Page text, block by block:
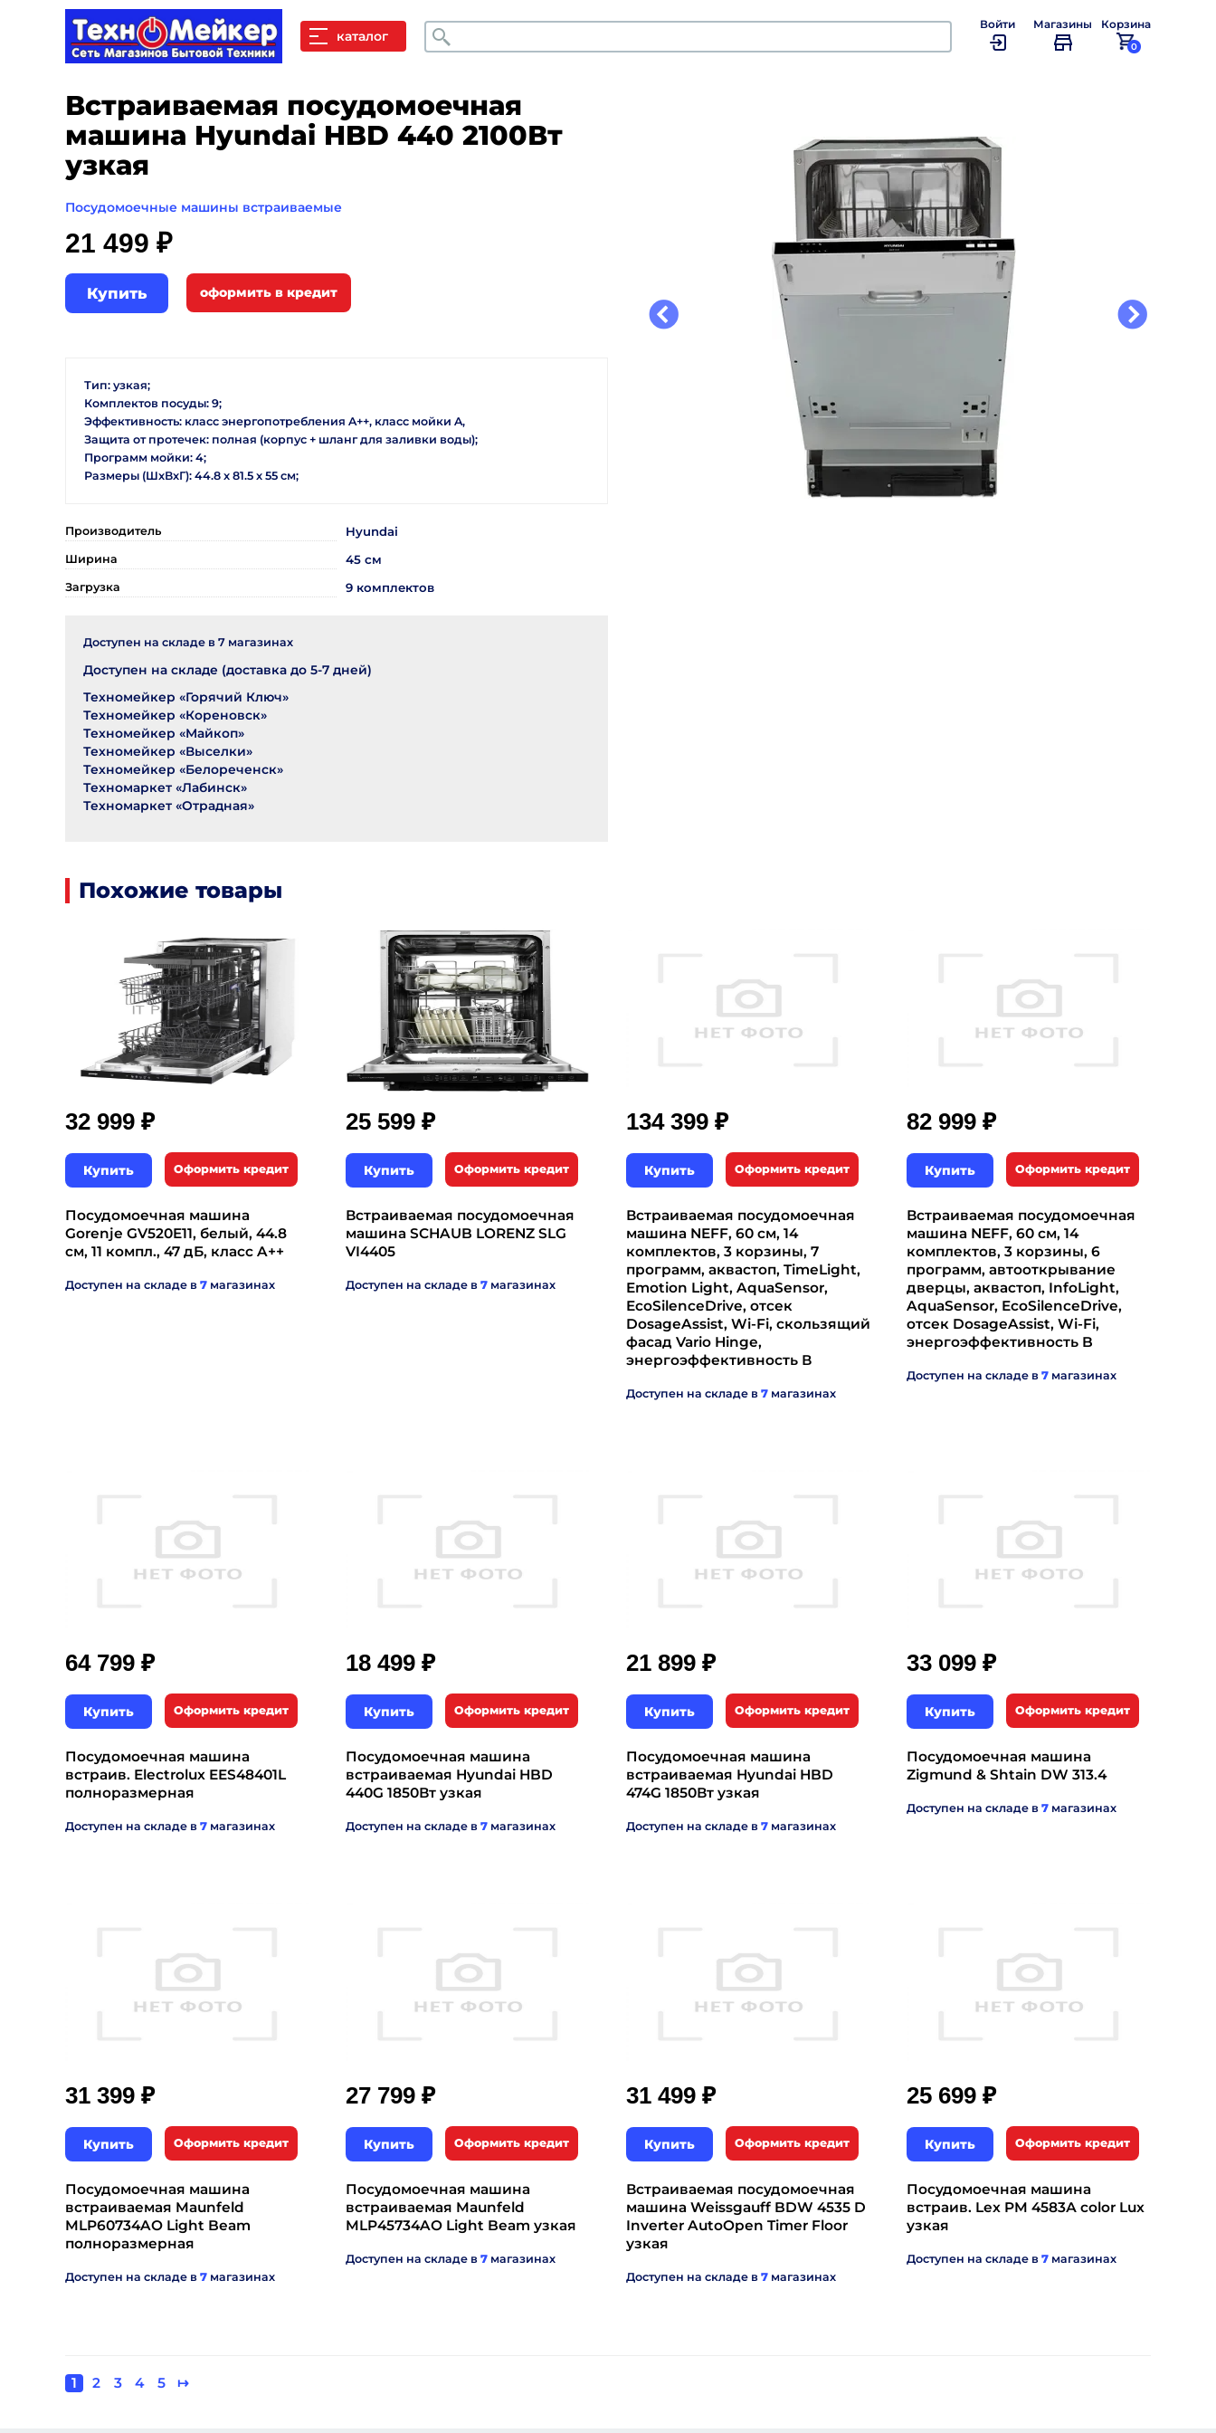
каталог Поиск Войти Магазины Корзина
0
Встраиваемая посудомоечная
машина Hyundai HBD 440 2100Вт
узкая
Посудомоечные машины встраиваемые
21 499 ₽
Купить
Тип: узкая;
Комплектов посуды: 9;
Эффективность: класс энергопотребления A++, класс мойки A,
Защита от протечек: полная (корпус + шланг для заливки воды);
Программ мойки: 4;
Размеры (ШxВxГ): 44.8 x 81.5 x 55 см;
Производитель Hyundai
Ширина 45 см
Загрузка 9 комплектов
Доступен на складе в 7 магазинах
Доступен на складе (доставка до 5-7 дней)
Техномейкер «Горячий Ключ»
Техномейкер «Кореновск»
Техномейкер «Майкоп»
Техномейкер «Выселки»
Техномейкер «Белореченск»
Техномаркет «Лабинск»
Техномаркет «Отрадная»
Похожие товары
32 999 ₽
Купить Оформить кредит
Посудомоечная машина
Gorenje GV520E11, белый, 44.8
см, 11 компл., 47 дБ, класс A++
Доступен на складе в 7 магазинах
25 599 ₽
Купить Оформить кредит
Встраиваемая посудомоечная
машина SCHAUB LORENZ SLG
VI4405
Доступен на складе в 7 магазинах
134 399 ₽
Купить Оформить кредит
Встраиваемая посудомоечная
машина NEFF, 60 см, 14
комплектов, 3 корзины, 7
программ, аквастоп, TimeLight,
Emotion Light, AquaSensor,
EcoSilenceDrive, отсек
DosageAssist, Wi-Fi, скользящий
фасад Vario Hinge,
энергоэффективность В
Доступен на складе в 7 магазинах
82 999 ₽
Купить Оформить кредит
Встраиваемая посудомоечная
машина NEFF, 60 см, 14
комплектов, 3 корзины, 6
программ, автооткрывание
дверцы, аквастоп, InfoLight,
AquaSensor, EcoSilenceDrive,
отсек DosageAssist, Wi-Fi,
энергоэффективность B
Доступен на складе в 7 магазинах
64 799 ₽
Купить Оформить кредит
Посудомоечная машина
встраив. Electrolux EES48401L
полноразмерная
Доступен на складе в 7 магазинах
18 499 ₽
Купить Оформить кредит
Посудомоечная машина
встраиваемая Hyundai HBD
440G 1850Вт узкая
Доступен на складе в 7 магазинах
21 899 ₽
Купить Оформить кредит
Посудомоечная машина
встраиваемая Hyundai HBD
474G 1850Вт узкая
Доступен на складе в 7 магазинах
33 099 ₽
Купить Оформить кредит
Посудомоечная машина
Zigmund & Shtain DW 313.4
Доступен на складе в 7 магазинах
31 399 ₽
Купить Оформить кредит
Посудомоечная машина
встраиваемая Maunfeld
MLP60734AO Light Beam
полноразмерная
Доступен на складе в 7 магазинах
27 799 ₽
Купить Оформить кредит
Посудомоечная машина
встраиваемая Maunfeld
MLP45734AO Light Beam узкая
Доступен на складе в 7 магазинах
31 499 ₽
Купить Оформить кредит
Встраиваемая посудомоечная
машина Weissgauff BDW 4535 D
Inverter AutoOpen Timer Floor
узкая
Доступен на складе в 7 магазинах
25 699 ₽
Купить Оформить кредит
Посудомоечная машина
встраив. Lex PM 4583А color Lux
узкая
Доступен на складе в 7 магазинах
Нумерация
Текущая
1 Page
2 Page
3 Page
4 Page
5
Следующая
↦